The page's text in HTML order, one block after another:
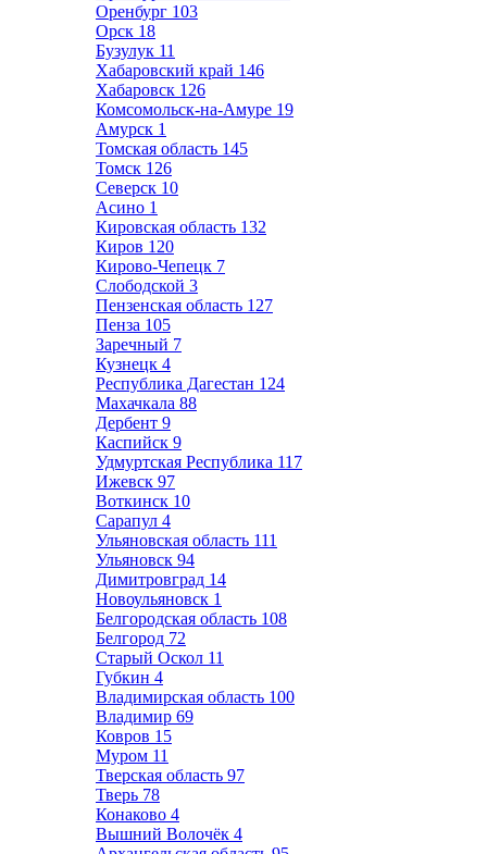
Оренбург 103
Орск 18
Бузулук 11
Хабаровский край 146
Хабаровск 126
Комсомольск-на-Амуре 19
Амурск 1
Томская область 145
Томск 126
Северск 10
Асино 1
Кировская область 132
Киров 120
Кирово-Чепецк 7
Слободской 3
Пензенская область 127
Пенза 105
Заречный 7
Кузнецк 4
Республика Дагестан 124
Махачкала 88
Дербент 9
Каспийск 9
Удмуртская Республика 117
Ижевск 97
Воткинск 10
Сарапул 4
Ульяновская область 111
Ульяновск 94
Димитровград 14
Новоульяновск 1
Белгородская область 108
Белгород 72
Старый Оскол 11
Губкин 4
Владимирская область 100
Владимир 69
Ковров 15
Муром 11
Тверская область 97
Тверь 78
Конаково 4
Вышний Волочёк 4